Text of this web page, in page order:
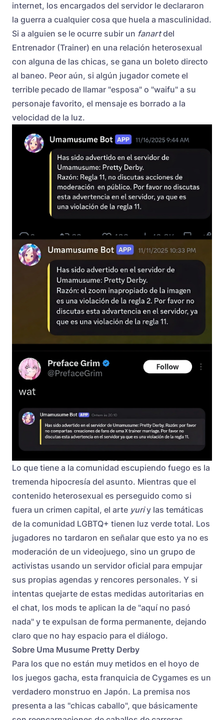
internet, los encargados del servidor le declararon
la guerra a cualquier cosa que huela a masculinidad.
Si a alguien se le ocurre subir un fanartdel
Entrenador (Trainer) en una relación heterosexual
con alguna de las chicas, se gana un boleto directo
al baneo. Peor aún, si algún jugador comete el
terrible pecado de llamar "esposa" o "waifu" a su
personaje favorito, el mensaje es borrado a la
velocidad de la luz.
Lo que tiene a la comunidad escupiendo fuego es la
tremenda hipocresía del asunto. Mientras que el
contenido heterosexual es perseguido como si
fuera un crimen capital, el arte yuriy las temáticas
de la comunidad LGBTQ+ tienen luz verde total. Los
jugadores no tardaron en señalar que esto ya no es
moderación de un videojuego, sino un grupo de
activistas usando un servidor oficial para empujar
sus propias agendas y rencores personales. Y si
intentas quejarte de estas medidas autoritarias en
el chat, los mods te aplican la de "aquí no pasó
nada" y te expulsan de forma permanente, dejando
claro que no hay espacio para el diálogo.
Sobre Uma Musume Pretty Derby
Para los que no están muy metidos en el hoyo de
los juegos gacha, esta franquicia de Cygames es un
verdadero monstruo en Japón. La premisa nos
presenta a las "chicas caballo", que básicamente